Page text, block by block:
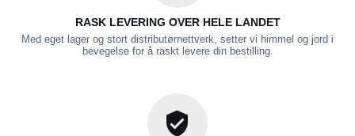
RASK LEVERING OVER HELE LANDET
Med eget lager og stort distributørnettverk, setter vi himmel og jord i
bevegelse for å raskt levere din bestilling.